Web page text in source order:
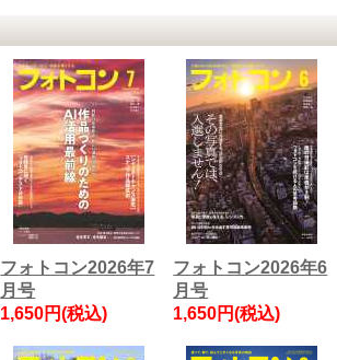
フォトコン2026年7
月号
1,650円(税込)
フォトコン2026年6
月号
1,650円(税込)